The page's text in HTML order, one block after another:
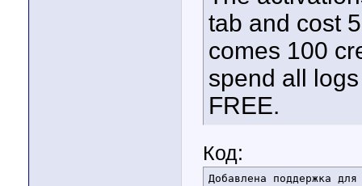
tab and cost
comes 100
spend all
FREE.
Код:
Добавлена поддержка